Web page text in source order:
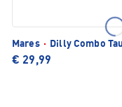
Mares · Dilly Combo
€ 29,99